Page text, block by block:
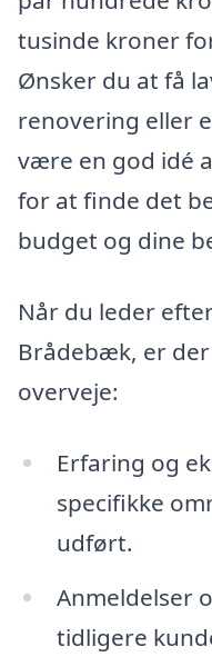
tusinde kroner
Ønsker du at få
renovering eller
være en god idé
for at finde det
budget og dine
Når du leder
Brådebæk, er
overveje:
Erfaring og
specifikke
udført.
Anmeldelser
tidligere